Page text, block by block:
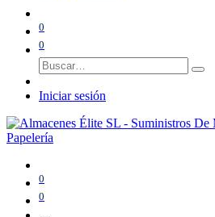
0
0
Iniciar sesión
0
0